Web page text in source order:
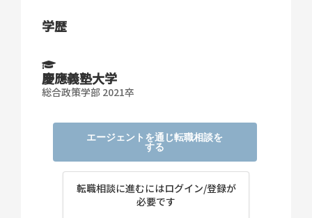
学歴
慶應義塾大学
総合政策学部 2021卒
エージェントを通じ転職相談を
する
転職相談に進むにはログイン/登録が
必要です